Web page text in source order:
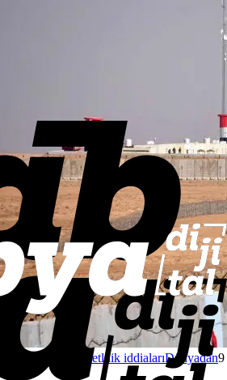
askerî hareketlilik iddialarıDünyadan9